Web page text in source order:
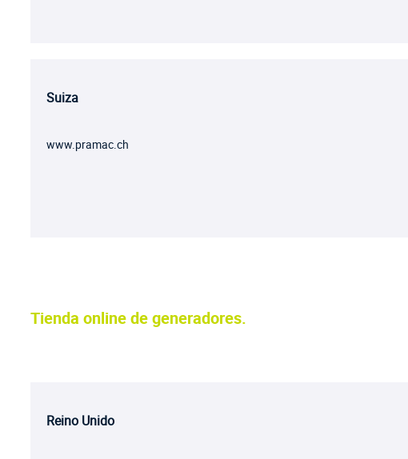
Suiza
www.pramac.ch
Tienda online de generadores.
Reino Unido